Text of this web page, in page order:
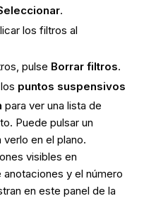
.
los filtros al
pulse Borrar filtros.
puntos suspensivos
para ver una lista de
Puede pulsar un
en el plano.
visibles en
y el número
en este panel de la